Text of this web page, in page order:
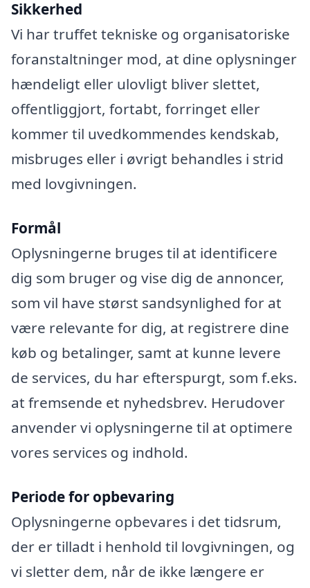
Sikkerhed
Vi har truffet tekniske og organisatoriske
foranstaltninger mod, at dine oplysninger
hændeligt eller ulovligt bliver slettet,
offentliggjort, fortabt, forringet eller
kommer til uvedkommendes kendskab,
misbruges eller i øvrigt behandles i strid
med lovgivningen.
Formål
Oplysningerne bruges til at identificere
dig som bruger og vise dig de annoncer,
som vil have størst sandsynlighed for at
være relevante for dig, at registrere dine
køb og betalinger, samt at kunne levere
de services, du har efterspurgt, som f.eks.
at fremsende et nyhedsbrev. Herudover
anvender vi oplysningerne til at optimere
vores services og indhold.
Periode for opbevaring
Oplysningerne opbevares i det tidsrum,
der er tilladt i henhold til lovgivningen, og
vi sletter dem, når de ikke længere er